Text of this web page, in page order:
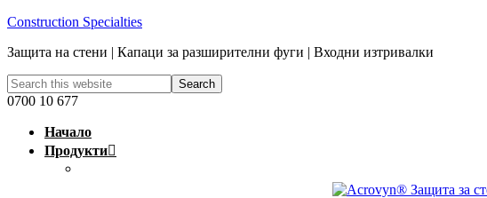
Construction Specialties
Защита на стени | Капаци за разширителни фуги | Входни изтривалки
0700 10 677
Начало
Продукти